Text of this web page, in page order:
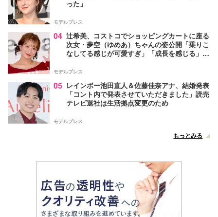
った」
モデルプレス
04 辻希美、コストコでショッピングカートに座る
次女・夢空（ゆめあ）ちゃんの姿公開「乗りこ
なしてる感じが可愛すぎ」「成長を感じる」の
モデルプレス
05 レインボー池田直人＆佐藤佳奈アナ、結婚発表
「コント内で発表させていただきました」読売
テレビ退社は生活拠点変更のため
モデルプレス
もっとみる